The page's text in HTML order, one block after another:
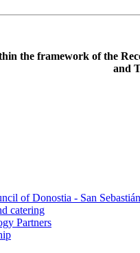
the framework of the
and
of Donostia - San Sebastián
catering
Partners